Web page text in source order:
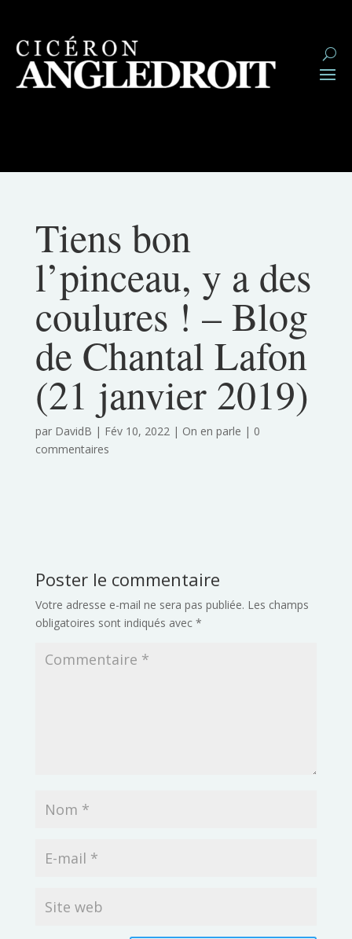
Tiens bon
l’pinceau, y a des
coulures ! – Blog
de Chantal Lafon
(21 janvier 2019)
par DavidB | Fév 10, 2022| On en parle | 0
commentaires
Poster le commentaire
Votre adresse e-mail ne sera pas publiée. Les champs
obligatoires sont indiqués avec *